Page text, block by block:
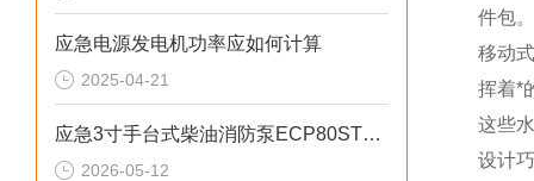
应急电源发电机功率应如何计算
2025-04-21
应急3寸手台式柴油消防泵ECP80ST产品介绍
2026-05-12
件包。
移动
挥着*
这些
设计